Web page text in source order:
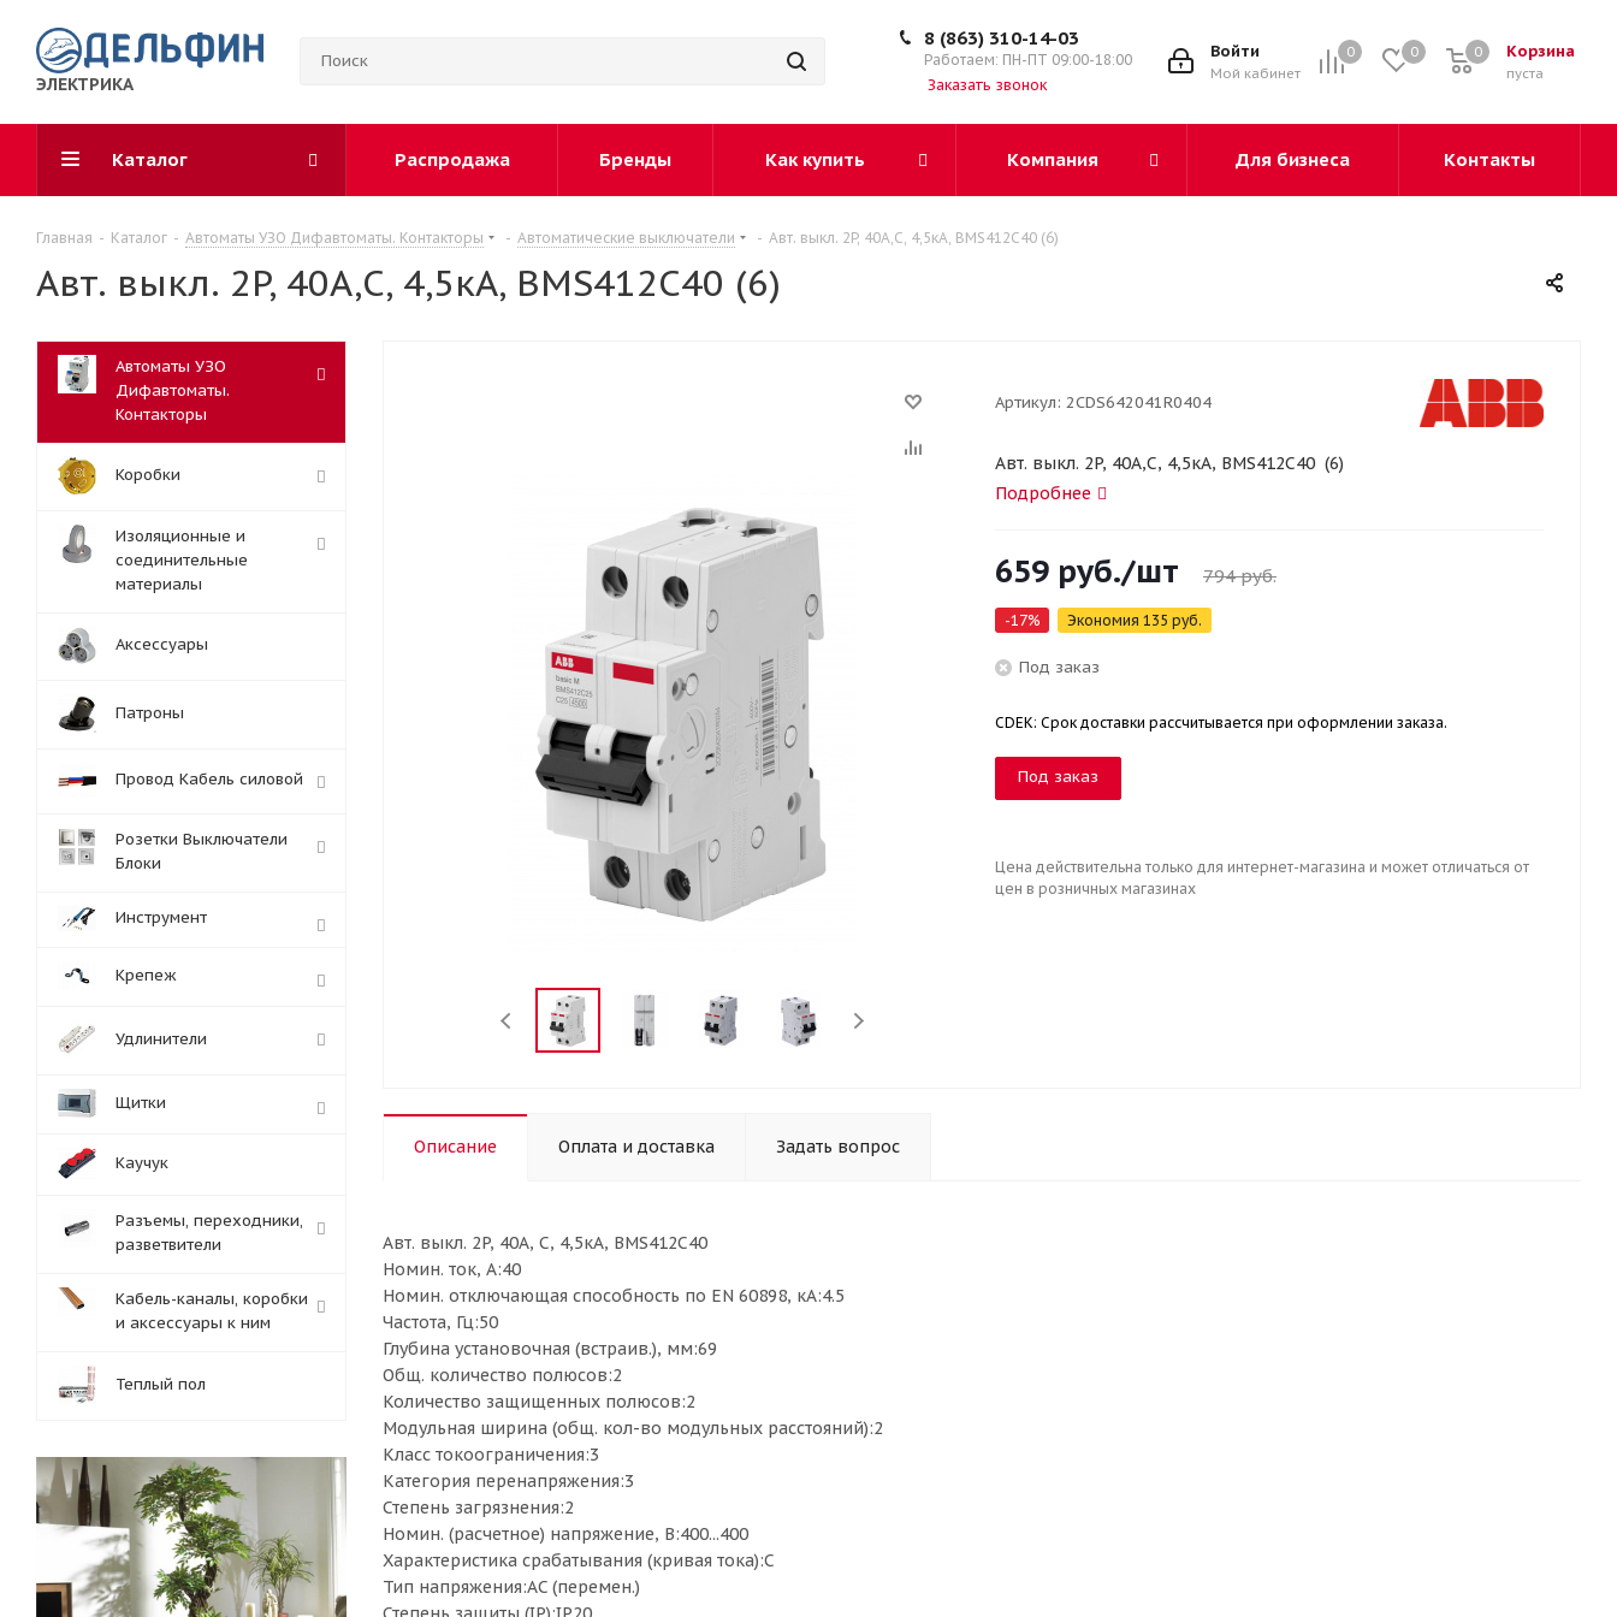
ЭЛЕКТРИКА
0 0 Корзина
пуста
0
Войти
Мой кабинет
8 (863) 310-14-03
Работаем: ПН-ПТ 09:00-18:00
Заказать звонок
Каталог Распродажа Бренды Как купить Компания Для бизнеса Контакты
Главная - Каталог - Автоматы УЗО Дифавтоматы. Контакторы - Автоматические выключатели - Авт. выкл. 2P, 40A,C, 4,5кА, BMS412C40 (6)
Авт. выкл. 2P, 40A,C, 4,5кА, BMS412C40 (6)
Артикул: 2CDS642041R0404
Авт. выкл. 2P, 40A,C, 4,5кА, BMS412C40 (6)
Подробнее
659 руб./шт 794руб.
-17% Экономия 135 руб.
Под заказ
CDEK: Срок доставки рассчитывается при оформлении заказа.
Под заказ
Цена действительна только для интернет-магазина и может отличаться от
цен в розничных магазинах
Описание Оплата и доставка Задать вопрос
Авт. выкл. 2P, 40A, C, 4,5кА, BMS412C40
Номин. ток, А:40
Номин. отключающая способность по EN 60898, кА:4.5
Частота, Гц:50
Глубина установочная (встраив.), мм:69
Общ. количество полюсов:2
Количество защищенных полюсов:2
Модульная ширина (общ. кол-во модульных расстояний):2
Класс токоограничения:3
Категория перенапряжения:3
Степень загрязнения:2
Номин. (расчетное) напряжение, В:400...400
Характеристика срабатывания (кривая тока):C
Тип напряжения:AC (перемен.)
Автоматы УЗО
Дифавтоматы.
Контакторы
Коробки
Изоляционные и
соединительные
материалы
Аксессуары
Патроны
Провод Кабель силовой
Розетки Выключатели
Блоки
Инструмент
Крепеж
Удлинители
Щитки
Каучук
Разъемы, переходники,
разветвители
Кабель-каналы, коробки
и аксессуары к ним
Теплый пол